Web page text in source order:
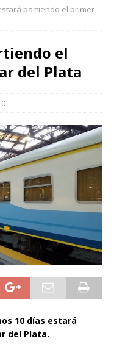
partiendo el primer
el
del Plata
0
10 días estará
del Plata.